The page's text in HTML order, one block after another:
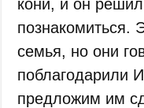
кони, и он
познакомиться.
семья, но они
поблагодарили
предложим им